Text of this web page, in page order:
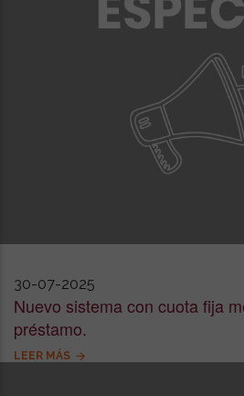
30-07-2025
Nuevo sistema con cuota fija
préstamo.
LEER MÁS